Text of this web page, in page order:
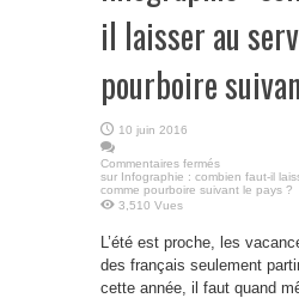
il laisser au
pourboire
10 juin 2016
Commentaires fermés
sur Infographie : combien faut-il
comme pourboire suivant le pays ?
3,510 Vues
L’été est proche, les
des français seulement
cette année, il faut quand